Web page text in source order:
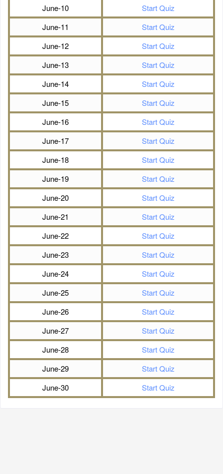
June-10
Start Quiz
June-11
Start Quiz
June-12
Start Quiz
June-13
Start Quiz
June-14
Start Quiz
June-15
Start Quiz
June-16
Start Quiz
June-17
Start Quiz
June-18
Start Quiz
June-19
Start Quiz
June-20
Start Quiz
June-21
Start Quiz
June-22
Start Quiz
June-23
Start Quiz
June-24
Start Quiz
June-25
Start Quiz
June-26
Start Quiz
June-27
Start Quiz
June-28
Start Quiz
June-29
Start Quiz
June-30
Start Quiz